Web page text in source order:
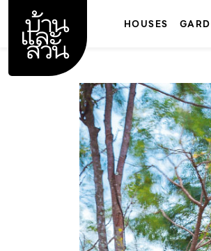
content
HOUSES